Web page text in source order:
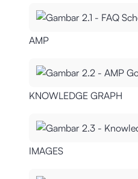
AMP
KNOWLEDGE GRAPH
IMAGES